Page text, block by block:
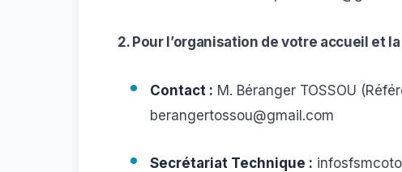
2. Pour l’organisation de votre accueil et
Contact : M. Béranger TOSSOU
berangertossou@gmail.com
Secrétariat Technique :